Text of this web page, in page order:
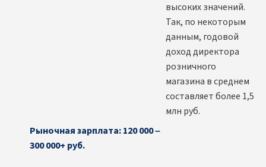
высоких значений.
Так, по некоторым
данным, годовой
доход директора
розничного
магазина в среднем
составляет более 1,5
млн руб.
Рыночная зарплата: 120 000 –
300 000+ руб.